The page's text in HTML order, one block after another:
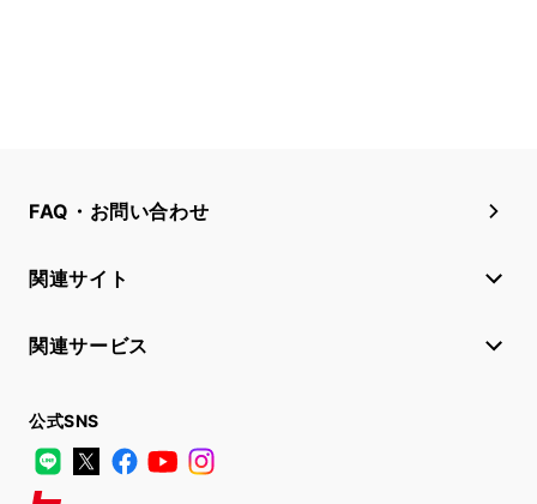
FAQ・お問い合わせ
関連サイト
関連サービス
公式SNS
LINE
X FacebookYouTube